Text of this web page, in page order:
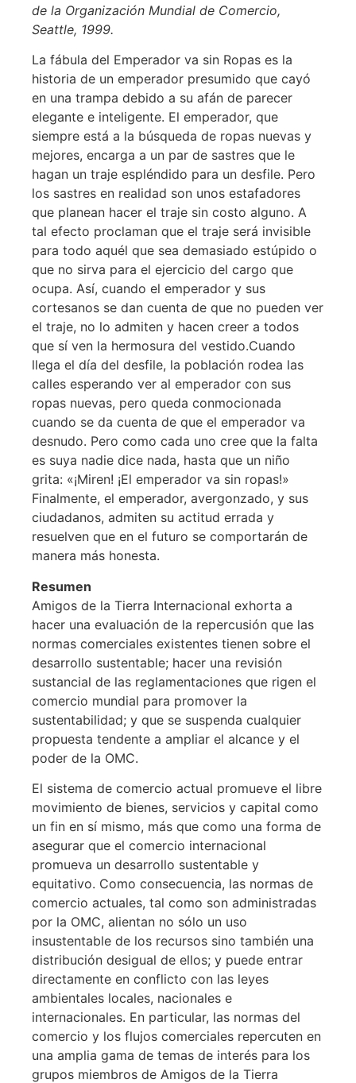
de la Organización Mundial de Comercio,
Seattle, 1999.
La fábula del Emperador va sin Ropas es la
historia de un emperador presumido que cayó
en una trampa debido a su afán de parecer
elegante e inteligente. El emperador, que
siempre está a la búsqueda de ropas nuevas y
mejores, encarga a un par de sastres que le
hagan un traje espléndido para un desfile. Pero
los sastres en realidad son unos estafadores
que planean hacer el traje sin costo alguno. A
tal efecto proclaman que el traje será invisible
para todo aquél que sea demasiado estúpido o
que no sirva para el ejercicio del cargo que
ocupa. Así, cuando el emperador y sus
cortesanos se dan cuenta de que no pueden ver
el traje, no lo admiten y hacen creer a todos
que sí ven la hermosura del vestido.Cuando
llega el día del desfile, la población rodea las
calles esperando ver al emperador con sus
ropas nuevas, pero queda conmocionada
cuando se da cuenta de que el emperador va
desnudo. Pero como cada uno cree que la falta
es suya nadie dice nada, hasta que un niño
grita: «¡Miren! ¡El emperador va sin ropas!»
Finalmente, el emperador, avergonzado, y sus
ciudadanos, admiten su actitud errada y
resuelven que en el futuro se comportarán de
manera más honesta.
Resumen
Amigos de la Tierra Internacional exhorta a
hacer una evaluación de la repercusión que las
normas comerciales existentes tienen sobre el
desarrollo sustentable; hacer una revisión
sustancial de las reglamentaciones que rigen el
comercio mundial para promover la
sustentabilidad; y que se suspenda cualquier
propuesta tendente a ampliar el alcance y el
poder de la OMC.
El sistema de comercio actual promueve el libre
movimiento de bienes, servicios y capital como
un fin en sí mismo, más que como una forma de
asegurar que el comercio internacional
promueva un desarrollo sustentable y
equitativo. Como consecuencia, las normas de
comercio actuales, tal como son administradas
por la OMC, alientan no sólo un uso
insustentable de los recursos sino también una
distribución desigual de ellos; y puede entrar
directamente en conflicto con las leyes
ambientales locales, nacionales e
internacionales. En particular, las normas del
comercio y los flujos comerciales repercuten en
una amplia gama de temas de interés para los
grupos miembros de Amigos de la Tierra